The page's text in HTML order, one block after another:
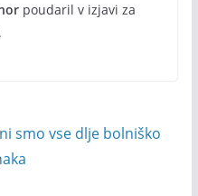
poudaril v izjavi za
smo vse dlje bolniško